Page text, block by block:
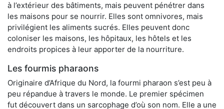
à l’extérieur des bâtiments, mais peuvent pénétrer dans
les maisons pour se nourrir. Elles sont omnivores, mais
privilégient les aliments sucrés. Elles peuvent donc
coloniser les maisons, les hôpitaux, les hôtels et les
endroits propices à leur apporter de la nourriture.
Les fourmis pharaons
Originaire d’Afrique du Nord, la fourmi pharaon s’est peu à
peu répandue à travers le monde. Le premier spécimen
fut découvert dans un sarcophage d’où son nom. Elle a une